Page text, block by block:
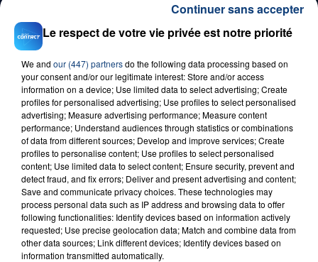
8 août 2026
GAGNEZ VOS ENTRÉES EN FAMILLE À
BAGATELLE !
1er août 2026
GAGNEZ VOS ENTRÉES POUR TOUTE LA
FAMILLE À PLOPSAQUA !
Le respect de votre vie privée est notre priorité
We and our (447) partnersdo the following data processing based on
your consent and/or our legitimate interest: Store and/or access
information on a device; Use limited data to select advertising; Create
profiles for personalised advertising; Use profiles to select personalised
advertising; Measure advertising performance; Measure content
performance; Understand audiences through statistics or combinations
of data from different sources; Develop and improve services; Create
profiles to personalise content; Use profiles to select personalised
content; Use limited data to select content; Ensure security, prevent and
detect fraud, and fix errors; Deliver and present advertising and content;
Save and communicate privacy choices. These technologies may
process personal data such as IP address and browsing data to offer
following functionalities: Identify devices based on information actively
requested; Use precise geolocation data; Match and combine data from
other data sources; Link different devices; Identify devices based on
information transmitted automatically.
Continuer sans accepter